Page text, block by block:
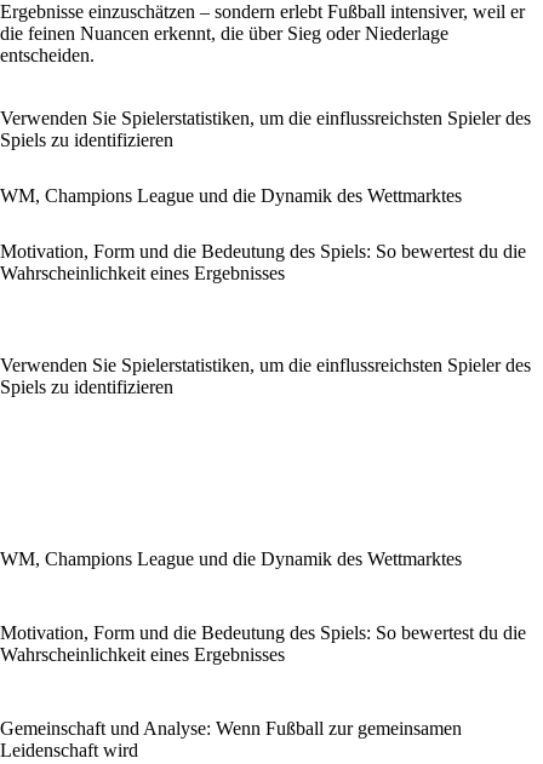
Ergebnisse einzuschätzen – sondern erlebt Fußball intensiver, weil er
die feinen Nuancen erkennt, die über Sieg oder Niederlage
entscheiden.
Verwenden Sie Spielerstatistiken, um die einflussreichsten Spieler des
Spiels zu identifizieren
WM, Champions League und die Dynamik des Wettmarktes
Motivation, Form und die Bedeutung des Spiels: So bewertest du die
Wahrscheinlichkeit eines Ergebnisses
Verwenden Sie Spielerstatistiken, um die einflussreichsten Spieler des
Spiels zu identifizieren
WM, Champions League und die Dynamik des Wettmarktes
Motivation, Form und die Bedeutung des Spiels: So bewertest du die
Wahrscheinlichkeit eines Ergebnisses
Gemeinschaft und Analyse: Wenn Fußball zur gemeinsamen
Leidenschaft wird